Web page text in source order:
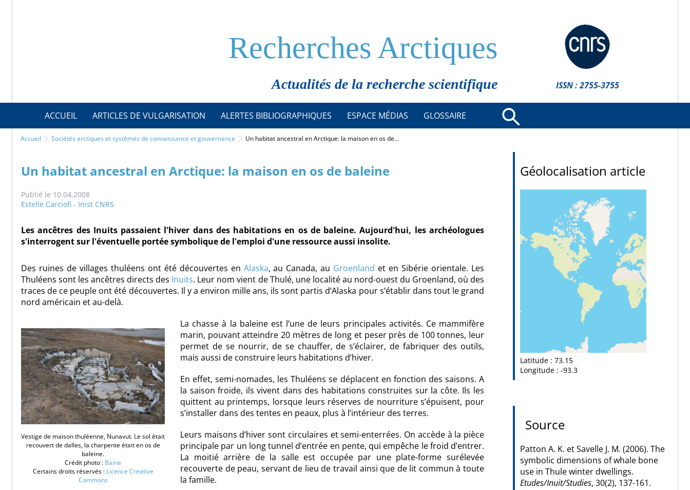
Recherches Arctiques
Actualités de la recherche scientifique ISSN : 2755-3755
ACCUEIL ARTICLES DE VULGARISATION ALERTES BIBLIOGRAPHIQUES ESPACE MÉDIAS GLOSSAIRE
Accueil Sociétés arctiques et systèmes de connaissance et gouvernance Un habitat ancestral en Arctique: la maison en os de…
Un habitat ancestral en Arctique: la maison en os de baleine
Publié le 10.04.2008
Estelle Carciofi - Inist CNRS
Les ancêtres des Inuits passaient l'hiver dans des habitations en os de baleine. Aujourd'hui, les archéologues
s'interrogent sur l'éventuelle portée symbolique de l'emploi d'une ressource aussi insolite.
Des ruines de villages thuléens ont été découvertes en Alaska, au Canada, au Groenland et en Sibérie orientale. Les
Thuléens sont les ancêtres directs des Inuits. Leur nom vient de Thulé, une localité au nord-ouest du Groenland, où des
traces de ce peuple ont été découvertes. Il y a environ mille ans, ils sont partis d’Alaska pour s’établir dans tout le grand
nord américain et au-delà.
Vestige de maison thuléenne, Nunavut. Le sol était
recouvert de dalles, la charpente était en os de
baleine.
Crédit photo : Baine
Certains droits réservés : Licence Creative
Commons
La chasse à la baleine est l’une de leurs principales activités. Ce mammifère
marin, pouvant atteindre 20 mètres de long et peser près de 100 tonnes, leur
permet de se nourrir, de se chauffer, de s’éclairer, de fabriquer des outils,
mais aussi de construire leurs habitations d’hiver.
En effet, semi-nomades, les Thuléens se déplacent en fonction des saisons. A
la saison froide, ils vivent dans des habitations construites sur la côte. Ils les
quittent au printemps, lorsque leurs réserves de nourriture s’épuisent, pour
s’installer dans des tentes en peaux, plus à l’intérieur des terres.
Leurs maisons d’hiver sont circulaires et semi-enterrées. On accède à la pièce
principale par un long tunnel d’entrée en pente, qui empêche le froid d’entrer.
La moitié arrière de la salle est occupée par une plate-forme surélevée
recouverte de peau, servant de lieu de travail ainsi que de lit commun à toute
la famille.
Géolocalisation article
Latitude : 73.15
Longitude : -93.3
Source
Patton A. K. et Savelle J. M. (2006). The
symbolic dimensions of whale bone
use in Thule winter dwellings.
Etudes/Inuit/Studies, 30(2), 137-161.